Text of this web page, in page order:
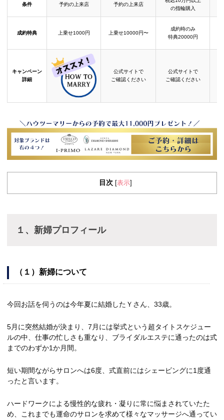
条件 予約の上来店 予約の上来店
の指輪購入
成約特典 上乗せ1000円 上乗せ10000円〜
成約時のみ
特典20000円
キャンペーン
詳細
公式サイトで
ご確認ください
公式サイトで
ご確認ください
目次 表示
１、新婦プロフィール
（１）新婦について
今回お話を伺うのは今年夏に結婚したＹさん、33歳。
5月に突然結婚が決まり、7月には挙式という超タイトスケジュー
ルの中、仕事の忙しさも重なり、ブライダルエステに通ったのは式
までのわずか1か月間。
短い期間ながらサロンへは6度、式直前にはシェービングに1度通
ったと言います。
ハードワークによる慢性的な疲れ・凝りに常に悩まされていたた
め、これまでも運命のサロンを求めて様々なマッサージへ通ってい